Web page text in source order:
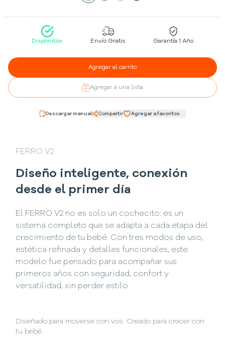
Disponible Envío Gratis Garantía 1 Año
Agregar al carrito
Agregar a una lista
Descargar manual Compartir Agregar a favoritos
FERRO V2
Diseño inteligente, conexión
desde el primer día
El FERRO V2 no es solo un cochecito: es un
sistema completo que se adapta a cada etapa del
crecimiento de tu bebé. Con tres modos de uso,
estética refinada y detalles funcionales, este
modelo fue pensado para acompañar sus
primeros años con seguridad, confort y
versatilidad, sin perder estilo.
Diseñado para moverse con vos. Creado para crecer con
tu bebé.